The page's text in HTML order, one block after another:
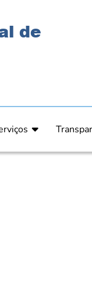
de
Coletiva
de